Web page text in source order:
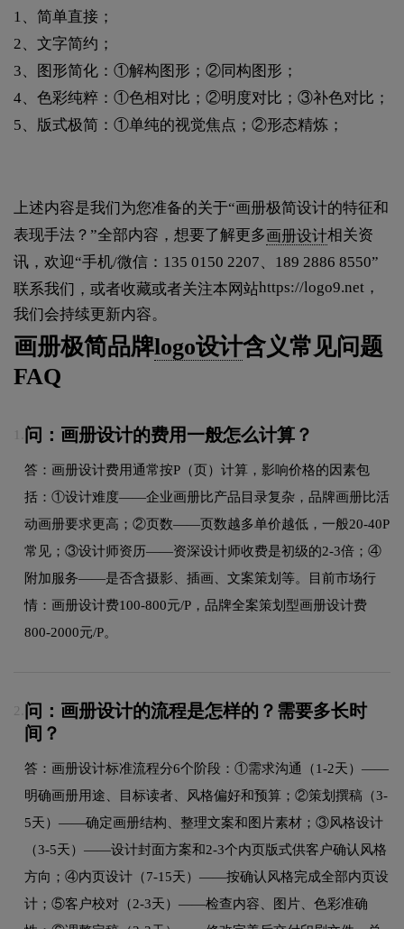
1、简单直接；
2、文字简约；
3、图形简化：①解构图形；②同构图形；
4、色彩纯粹：①色相对比；②明度对比；③补色对比；
5、版式极简：①单纯的视觉焦点；②形态精炼；
上述内容是我们为您准备的关于“画册极简设计的特征和
表现手法？”全部内容，想要了解更多画册设计相关资
讯，欢迎“手机/微信：135 0150 2207、189 2886 8550”
联系我们，或者收藏或者关注本网站https://logo9.net ，
我们会持续更新内容。
画册极简品牌logo设计含义常见问题
FAQ
问：画册设计的费用一般怎么计算？
答：画册设计费用通常按P（页）计算，影响价格的因素包
括：①设计难度——企业画册比产品目录复杂，品牌画册比活
动画册要求更高；②页数——页数越多单价越低，一般20-40P
常见；③设计师资历——资深设计师收费是初级的2-3倍；④
附加服务——是否含摄影、插画、文案策划等。目前市场行
情：画册设计费100-800元/P，品牌全案策划型画册设计费
800-2000元/P。
2. 问：画册设计的流程是怎样的？需要多长时
间？
答：画册设计标准流程分6个阶段：①需求沟通（1-2天）——
明确画册用途、目标读者、风格偏好和预算；②策划撰稿（3-
5天）——确定画册结构、整理文案和图片素材；③风格设计
（3-5天）——设计封面方案和2-3个内页版式供客户确认风格
方向；④内页设计（7-15天）——按确认风格完成全部内页设
计；⑤客户校对（2-3天）——检查内容、图片、色彩准确